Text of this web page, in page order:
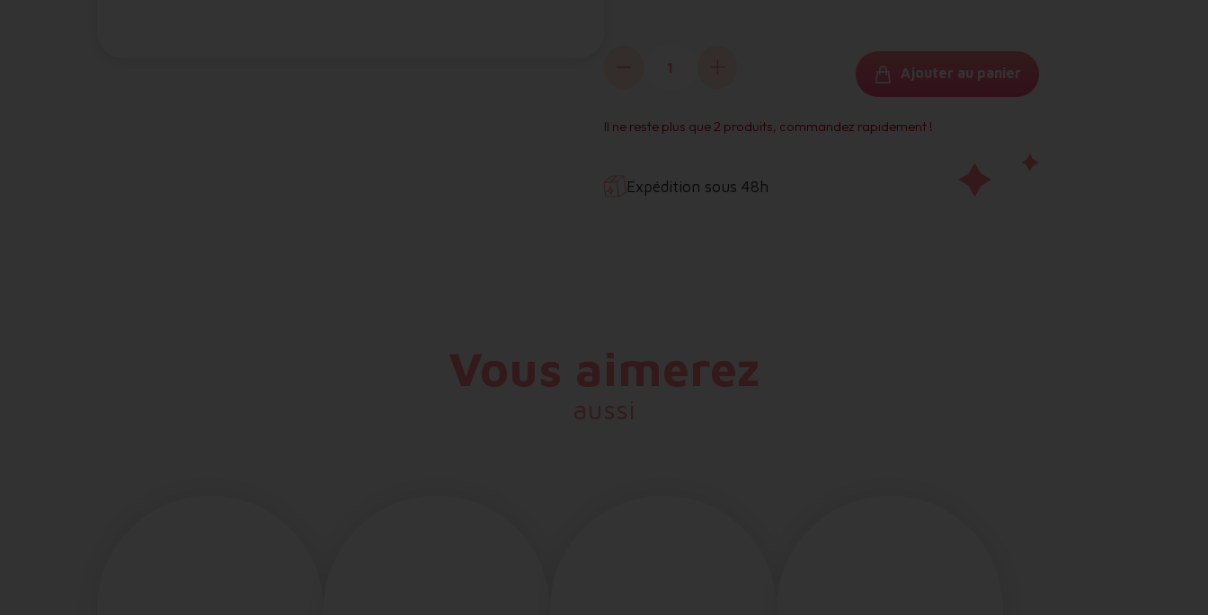
Ajouter au panier
Il ne reste plus que 2 produits, commandez rapidement !
Expédition sous 48h
Vous aimerez
aussi